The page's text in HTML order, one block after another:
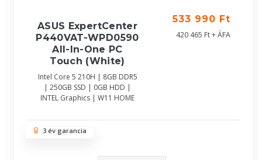
ASUS ExpertCenter
P440VAT-WPD0590
All-In-One PC
Touch (White)
Intel Core 5 210H | 8GB DDR5
| 250GB SSD | 0GB HDD |
INTEL Graphics | W11 HOME
533 990 Ft
420 465 Ft + ÁFA
3 év garancia